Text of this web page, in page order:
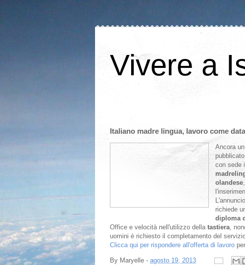
Vivere a
Italiano madre lingua, lavoro come
Ancora
con sede
olandese
richiede
diploma
Office e velocità nell'utilizzo della tastiera,
uomini è richiesto il completamento del
Clicca qui per rispondere all'offerta di lavoro
By Maryelle - agosto 19, 2013